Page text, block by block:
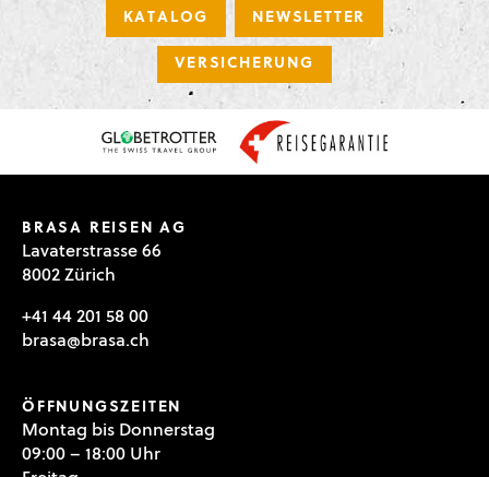
KATALOG NEWSLETTER
VERSICHERUNG
BRASA REISEN AG
Lavaterstrasse 66
8002 Zürich
+41 44 201 58 00
brasa@brasa.ch
ÖFFNUNGSZEITEN
Montag bis Donnerstag
09:00 – 18:00 Uhr